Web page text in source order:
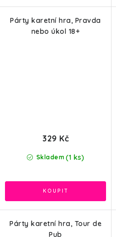
Párty karetní hra, Pravda
nebo úkol 18+
Skladem (1 ks)
329 Kč
Párty karetní hra, Tour de
Pub